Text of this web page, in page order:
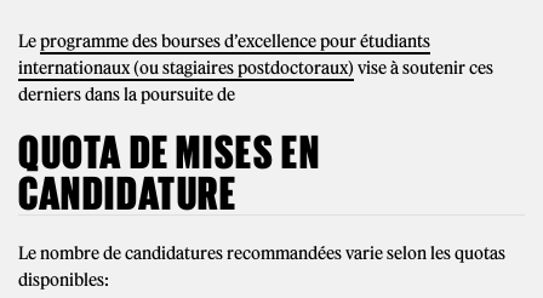
Leprogramme des bourses d’excellence pour étudiants
internationaux (ou stagiaires postdoctoraux) vise à soutenir ces
derniers dans la poursuite de
QUOTA DE MISES EN
CANDIDATURE
Le nombre de candidatures recommandées varie selon les quotas
disponibles: